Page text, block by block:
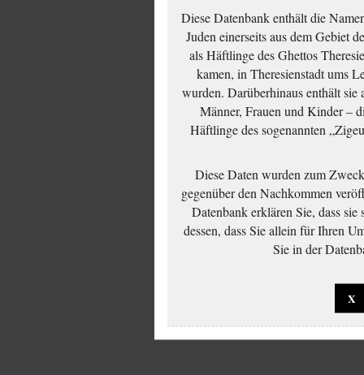
Diese Datenbank enthält die
Juden einerseits aus dem Gebiet
als Häftlinge des Ghettos
kamen, in Theresienstadt ums
wurden. Darüberhinaus enthält
Männer, Frauen und Kinder –
Häftlinge des sogenannten
Diese Daten wurden zum
gegenüber den Nachkommen
Datenbank erklären Sie, dass sie
dessen, dass Sie allein für Ihren
Sie in der
X